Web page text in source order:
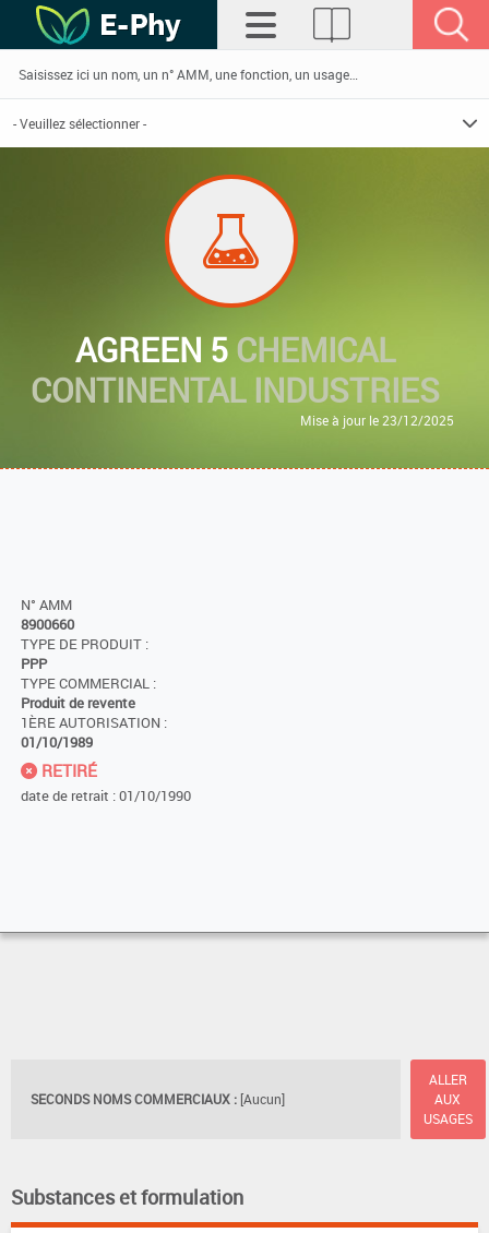
AGREEN 5CHEMICAL
CONTINENTAL INDUSTRIES
Mise à jour le 23/12/2025
N° AMM
8900660
TYPE DE PRODUIT :
PPP
TYPE COMMERCIAL :
Produit de revente
1ÈRE AUTORISATION :
01/10/1989
RETIRÉ
date de retrait : 01/10/1990
SECONDS NOMS COMMERCIAUX : [Aucun]
ALLER
AUX
USAGES
Substances et formulation